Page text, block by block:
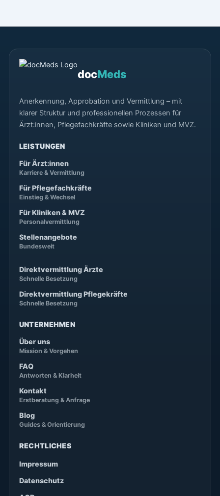
docMeds
Anerkennung, Approbation und Vermittlung – mit
klarer Struktur und professionellen Prozessen für
Ärzt:innen, Pflegefachkräfte sowie Kliniken und MVZ.
LEISTUNGEN
Für Ärzt:innen
Karriere & Vermittlung
Für Pflegefachkräfte
Einstieg & Wechsel
Für Kliniken & MVZ
Personalvermittlung
Stellenangebote
Bundesweit
Direktvermittlung Ärzte
Schnelle Besetzung
Direktvermittlung Pflegekräfte
Schnelle Besetzung
UNTERNEHMEN
Über uns
Mission & Vorgehen
FAQ
Antworten & Klarheit
Kontakt
Erstberatung & Anfrage
Blog
Guides & Orientierung
RECHTLICHES
Impressum
Datenschutz